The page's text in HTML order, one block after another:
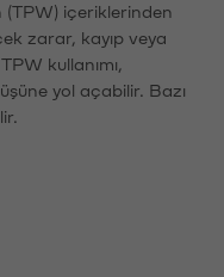
içeriklerinden
zarar, kayıp veya
kullanımı,
yol açabilir. Bazı